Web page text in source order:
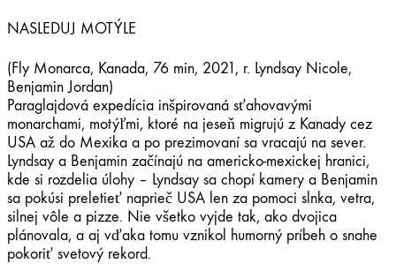
NASLEDUJ MOTÝLE
(Fly Monarca, Kanada, 76 min, 2021, r. Lyndsay Nicole,
Benjamin Jordan)
Paraglajdová expedícia inšpirovaná sťahovavými
monarchami, motýľmi, ktoré na jeseň migrujú z Kanady cez
USA až do Mexika a po prezimovaní sa vracajú na sever.
Lyndsay a Benjamin začínajú na americko-mexickej hranici,
kde si rozdelia úlohy – Lyndsay sa chopí kamery a Benjamin
sa pokúsi preletieť naprieč USA len za pomoci slnka, vetra,
silnej vôle a pizze. Nie všetko vyjde tak, ako dvojica
plánovala, a aj vďaka tomu vznikol humorný príbeh o snahe
pokoriť svetový rekord.